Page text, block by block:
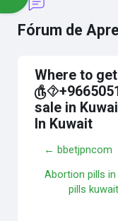
Fórum de
Where to
sale in
In Kuwait
← bbetjpncom
Abortion pills
pills